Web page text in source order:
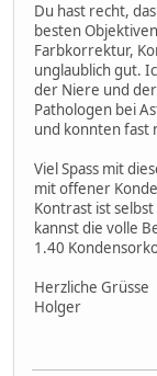
Du hast recht,
besten
Farbkorrektur,
unglaublich gut.
der Niere und
Pathologen bei
und konnten fast
Viel Spass mit
mit offener
Kontrast ist
kannst die volle
1.40
Herzliche Grüsse
Holger